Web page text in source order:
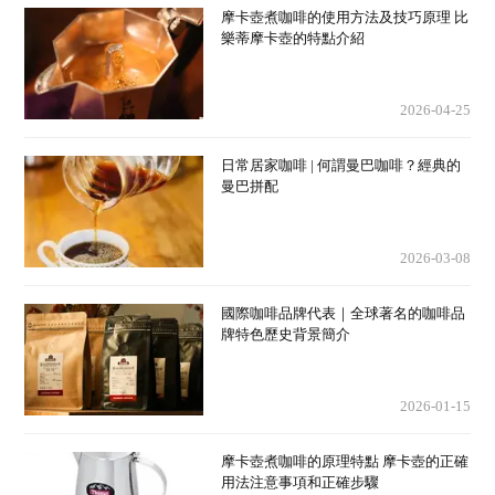
摩卡壺煮咖啡的使用方法及技巧原理 比
樂蒂摩卡壺的特點介紹
2026-04-25
日常居家咖啡 | 何謂曼巴咖啡？經典的
曼巴拼配
2026-03-08
國際咖啡品牌代表｜全球著名的咖啡品
牌特色歷史背景簡介
2026-01-15
摩卡壺煮咖啡的原理特點 摩卡壺的正確
用法注意事項和正確步驟